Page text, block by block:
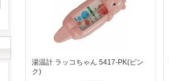
湯温計 ラッコちゃん 5417-PK(ピン
ク)